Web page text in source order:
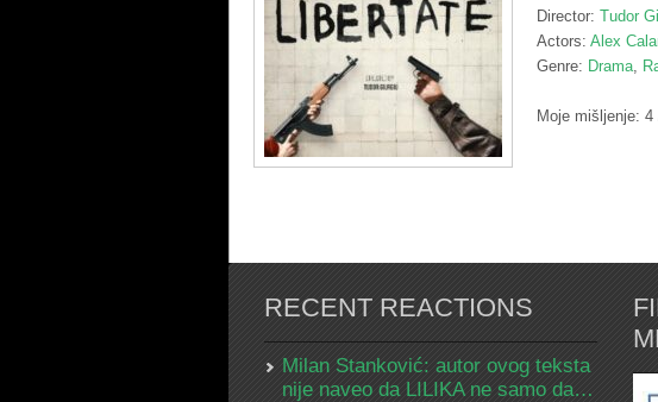
Director: Tudor
Actors: Alex
Genre: Drama,
Moje mišljenje:
RECENT REACTIONS
Milan Stanković: autor ovog teksta
nije naveo da LILIKA ne samo da…